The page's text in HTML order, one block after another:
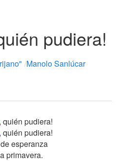
pudiera!
/Manolo Sanlúcar
quién pudiera!
quién pudiera!
esperanza
primavera.